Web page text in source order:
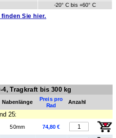
-20° C bis +60° C
finden Sie hier.
Tragkraft bis 300 kg
Naben­länge
Preis pro
Rad
Anzahl
25:
50mm 74,80 €